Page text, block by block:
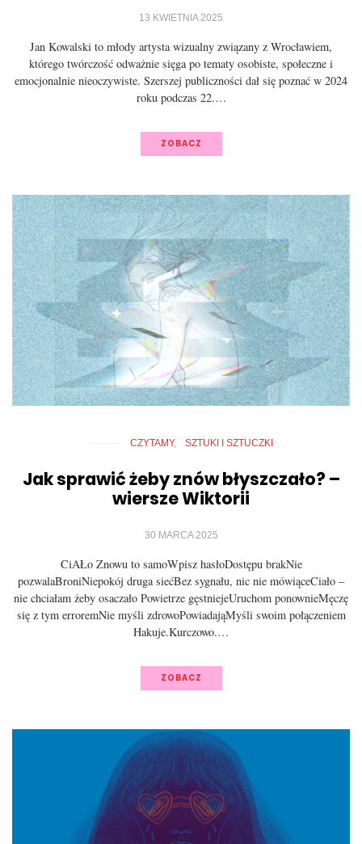
13 KWIETNIA 2025
Jan Kowalski to młody artysta wizualny związany z Wrocławiem,
którego twórczość odważnie sięga po tematy osobiste, społeczne i
emocjonalnie nieoczywiste. Szerszej publiczności dał się poznać w 2024
roku podczas 22.…
ZOBACZ
CZYTAMY SZTUKI I SZTUCZKI
Jak sprawić żeby znów błyszczało? –
wiersze Wiktorii
30 MARCA 2025
CiAŁo Znowu to samoWpisz hasłoDostępu brakNie
pozwalaBroniNiepokój druga siećBez sygnału, nic nie mówiąceCiało –
nie chciałam żeby osaczało Powietrze gęstniejeUruchom ponownieMęczę
się z tym erroremNie myśli zdrowoPowiadająMyśli swoim połączeniem
Hakuje.Kurczowo.…
ZOBACZ